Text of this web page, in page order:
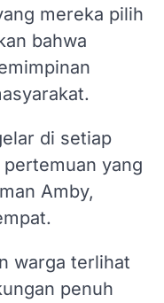
mereka pilih
bahwa
di setiap
yang
Amby,
warga terlihat
penuh